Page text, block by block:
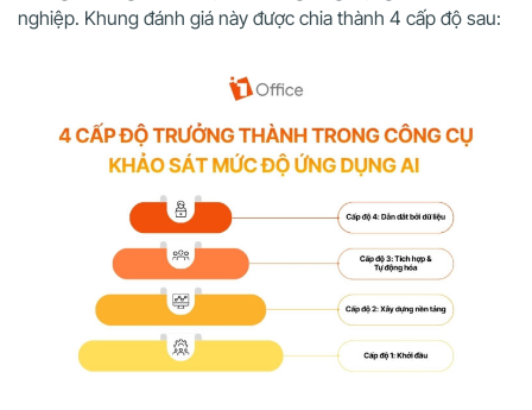
nghiệp. Khung đánh giá này được chia thành 4 cấp độ sau: